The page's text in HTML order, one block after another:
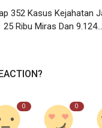
352 Kasus Kejahatan
25 Ribu Miras Dan 9.124...
0 0